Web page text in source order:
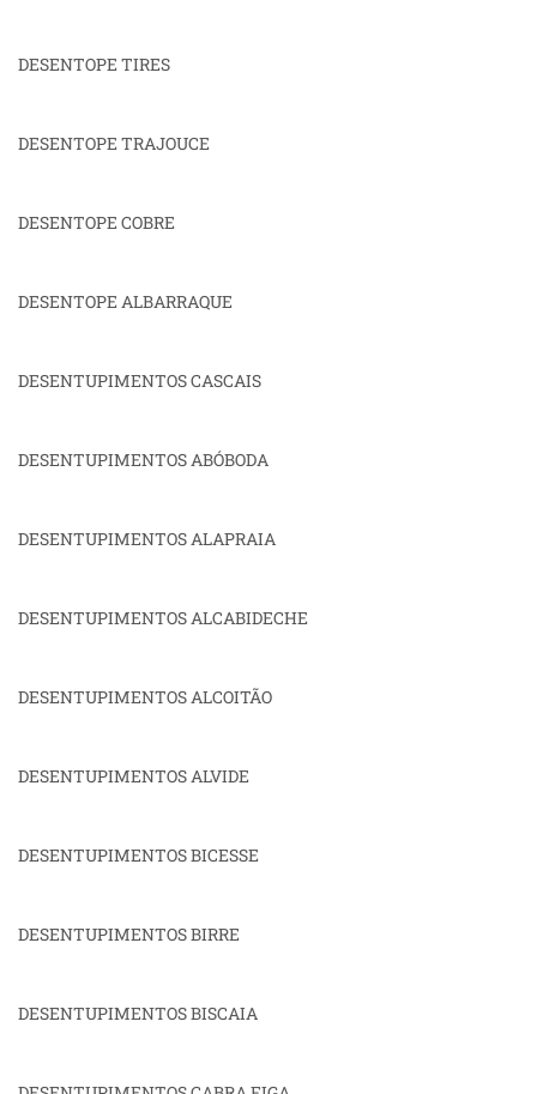
DESENTOPE TIRES
DESENTOPE TRAJOUCE
DESENTOPE COBRE
DESENTOPE ALBARRAQUE
DESENTUPIMENTOS CASCAIS
DESENTUPIMENTOS ABÓBODA
DESENTUPIMENTOS ALAPRAIA
DESENTUPIMENTOS ALCABIDECHE
DESENTUPIMENTOS ALCOITÃO
DESENTUPIMENTOS ALVIDE
DESENTUPIMENTOS BICESSE
DESENTUPIMENTOS BIRRE
DESENTUPIMENTOS BISCAIA